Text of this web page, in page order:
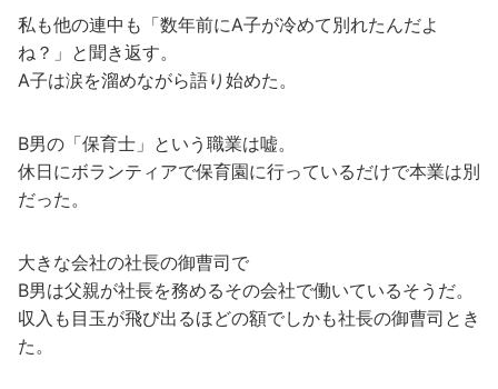
私も他の連中も「数年前にA子が冷めて別れたんだよ
ね？」と聞き返す。
A子は涙を溜めながら語り始めた。
B男の「保育士」という職業は嘘。
休日にボランティアで保育園に行っているだけで本業は別
だった。
大きな会社の社長の御曹司で
B男は父親が社長を務めるその会社で働いているそうだ。
収入も目玉が飛び出るほどの額でしかも社長の御曹司とき
た。